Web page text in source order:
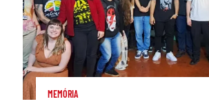
MEMÓRIA